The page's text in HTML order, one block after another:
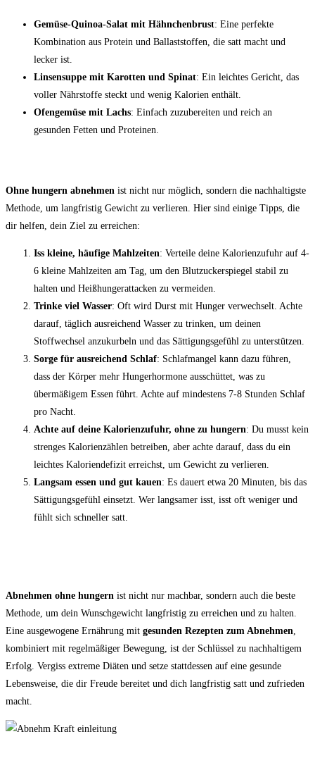
Gemüse-Quinoa-Salat mit Hähnchenbrust: Eine perfekte
Kombination aus Protein und Ballaststoffen, die satt macht und
lecker ist.
Linsensuppe mit Karotten und Spinat: Ein leichtes Gericht, das
voller Nährstoffe steckt und wenig Kalorien enthält.
Ofengemüse mit Lachs: Einfach zuzubereiten und reich an
gesunden Fetten und Proteinen.
Ohne hungern abnehmen ist nicht nur möglich, sondern die nachhaltigste
Methode, um langfristig Gewicht zu verlieren. Hier sind einige Tipps, die
dir helfen, dein Ziel zu erreichen:
Iss kleine, häufige Mahlzeiten: Verteile deine Kalorienzufuhr auf 4-
6 kleine Mahlzeiten am Tag, um den Blutzuckerspiegel stabil zu
halten und Heißhungerattacken zu vermeiden.
Trinke viel Wasser: Oft wird Durst mit Hunger verwechselt. Achte
darauf, täglich ausreichend Wasser zu trinken, um deinen
Stoffwechsel anzukurbeln und das Sättigungsgefühl zu unterstützen.
Sorge für ausreichend Schlaf: Schlafmangel kann dazu führen,
dass der Körper mehr Hungerhormone ausschüttet, was zu
übermäßigem Essen führt. Achte auf mindestens 7-8 Stunden Schlaf
pro Nacht.
Achte auf deine Kalorienzufuhr, ohne zu hungern: Du musst kein
strenges Kalorienzählen betreiben, aber achte darauf, dass du ein
leichtes Kaloriendefizit erreichst, um Gewicht zu verlieren.
Langsam essen und gut kauen: Es dauert etwa 20 Minuten, bis das
Sättigungsgefühl einsetzt. Wer langsamer isst, isst oft weniger und
fühlt sich schneller satt.
Abnehmen ohne hungern ist nicht nur machbar, sondern auch die beste
Methode, um dein Wunschgewicht langfristig zu erreichen und zu halten.
Eine ausgewogene Ernährung mit gesunden Rezepten zum Abnehmen
kombiniert mit regelmäßiger Bewegung, ist der Schlüssel zu nachhaltigem
Erfolg. Vergiss extreme Diäten und setze stattdessen auf eine gesunde
Lebensweise, die dir Freude bereitet und dich langfristig satt und zufrieden
macht.